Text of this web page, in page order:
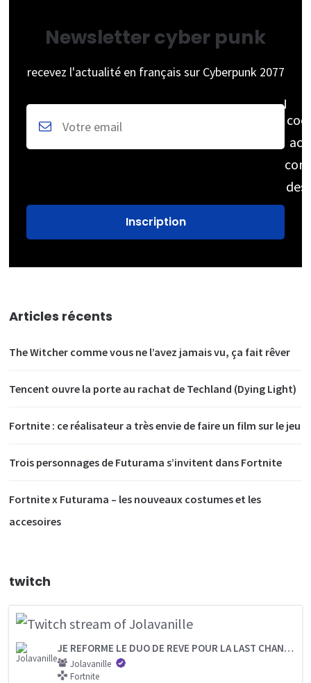
Newsletter cyber punk
recevez l'actualité en français sur Cyberpunk 2077
des
Articles récents
The Witcher comme vous ne l’avez jamais vu, ça fait rêver
Tencent ouvre la porte au rachat de Techland (Dying Light)
Fortnite : ce réalisateur a très envie de faire un film sur le jeu
Trois personnages de Futurama s’invitent dans Fortnite
Fortnite x Futurama – les nouveaux costumes et les
accesoires
twitch
JE REFORME LE DUO DE REVE POUR LA LAST CHANCE FNCS
Jolavanille
Fortnite